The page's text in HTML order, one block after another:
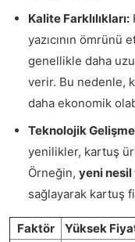
Kalite Farklılıkları:
yazıcının ömrünü
genellikle daha
verir. Bu nedenle,
daha ekonomik
Teknolojik
yenilikler, kartuş
Örneğin, yeni nesil
sağlayarak kartuş
Faktör Yüksek